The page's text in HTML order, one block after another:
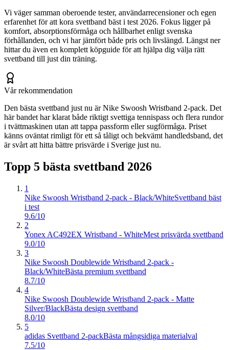
Vi väger samman oberoende tester, användarrecensioner och egen
erfarenhet för att kora svettband bäst i test 2026. Fokus ligger på
komfort, absorptionsförmåga och hållbarhet enligt svenska
förhållanden, och vi har jämfört både pris och livslängd. Längst ner
hittar du även en komplett köpguide för att hjälpa dig välja rätt
svettband till just din träning.
Vår rekommendation
Den bästa svettband just nu är Nike Swoosh Wristband 2-pack. Det
här bandet har klarat både riktigt svettiga tennispass och flera rundor
i tvättmaskinen utan att tappa passform eller sugförmåga. Priset
känns oväntat rimligt för ett så tåligt och bekvämt handledsband, det
är svårt att hitta bättre prisvärde i Sverige just nu.
Topp 5 bästa svettband 2026
1
Nike Swoosh Wristband 2-pack - Black/WhiteSvettband bäst
i test
9.6/10
2
Yonex AC492EX Wristband - WhiteMest prisvärda svettband
9.0/10
3
Nike Swoosh Doublewide Wristband 2-pack -
Black/WhiteBästa premium svettband
8.7/10
4
Nike Swoosh Doublewide Wristband 2-pack - Matte
Silver/BlackBästa design svettband
8.0/10
5
adidas Svettband 2-packBästa mångsidiga materialval
7.5/10